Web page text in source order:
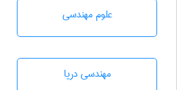
علوم مهندسی
مهندسی دریا